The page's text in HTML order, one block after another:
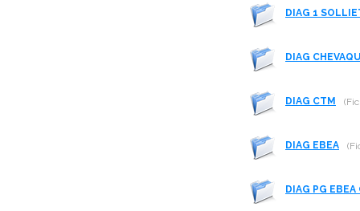
DIAG 1
DIAG
DIAG CTM
DIAG EBEA
DIAG PG EBEA